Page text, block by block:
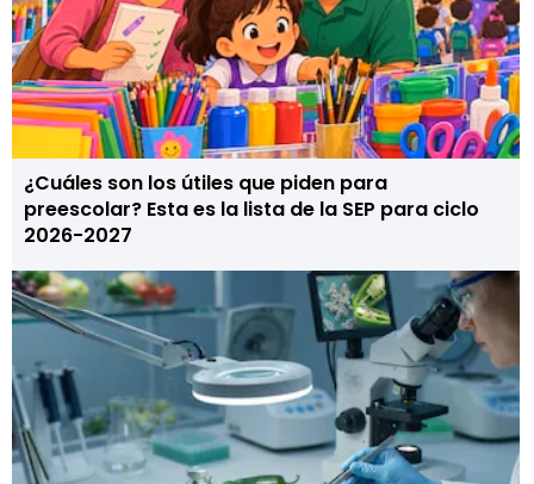
¿Cuáles son los útiles que piden para
preescolar? Esta es la lista de la SEP para ciclo
2026-2027